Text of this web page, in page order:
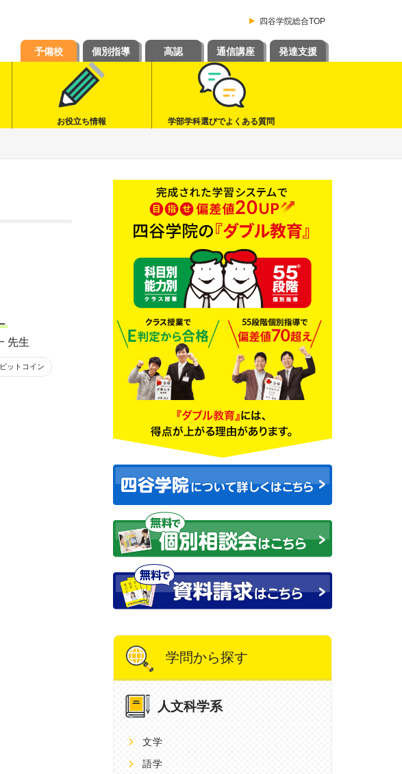
四谷学院総合TOP
予備校 個別指導 高認 通信講座 発達支援
お役立ち情報 学部学科選びでよくある質問
先生
ットコイン
学問から探す
人文科学系
文学
語学